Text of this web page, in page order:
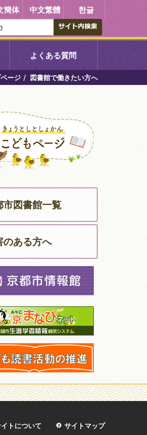
簡体 中文繁體 한글
醐中央図書館
山図書館
吉祥院図書館
島図書館
ミュニティプラザ深草
よくある質問
ページ 図書館で働きたい方へ
市図書館一覧
のある方へ
トについて サイトマップ